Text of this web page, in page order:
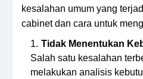
kesalahan umum yang
cabinet dan cara untuk
Tidak Menentukan
Salah satu kesalahan
melakukan analisis